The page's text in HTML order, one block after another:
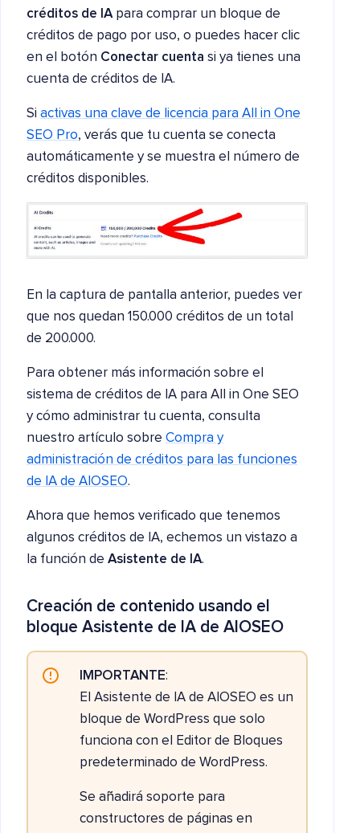
créditos de IApara comprar un bloque de
créditos de pago por uso, o puedes hacer clic
en el botón Conectar cuenta si ya tienes una
cuenta de créditos de IA.
Si activas una clave de licencia para All in One
SEO Pro, verás que tu cuenta se conecta
automáticamente y se muestra el número de
créditos disponibles.
En la captura de pantalla anterior, puedes ver
que nos quedan 150.000 créditos de un total
de 200.000.
Para obtener más información sobre el
sistema de créditos de IA para All in One SEO
y cómo administrar tu cuenta, consulta
nuestro artículo sobre Compra y
administración de créditos para las funciones
de IA de AIOSEO.
Ahora que hemos verificado que tenemos
algunos créditos de IA, echemos un vistazo a
la función de Asistente de IA.
Creación de contenido usando el
bloque Asistente de IA de AIOSEO
IMPORTANTE:
El Asistente de IA de AIOSEO es un
bloque de WordPress que solo
funciona con el Editor de Bloques
predeterminado de WordPress.
Se añadirá soporte para
constructores de páginas en